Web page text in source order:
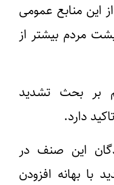
این منابع عمومی
مردم بیشتر از
بر بحث تشدید
دارد.
این صنف در
با بهانه افزودن